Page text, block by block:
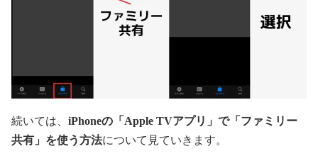
続いては、 iPhoneの「Apple TVアプリ」で「ファミリー
共有」を使う方法について見ていきます。